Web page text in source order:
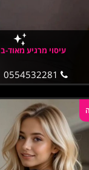
עיסוי מרגיע מאוד-
0554532281